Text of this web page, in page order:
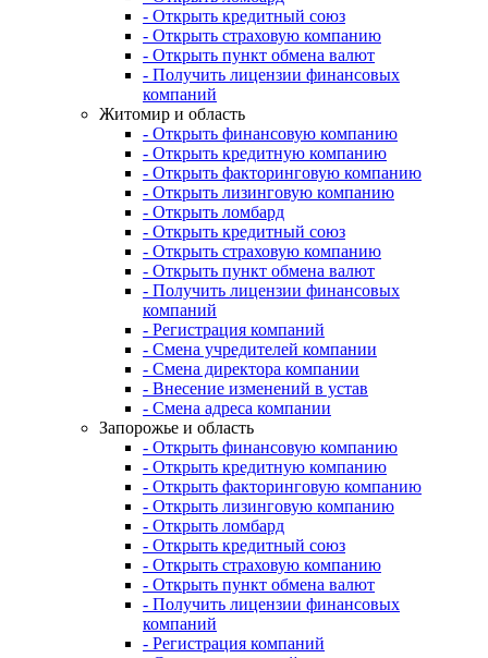
- Открыть кредитный союз
- Открыть страховую компанию
- Открыть пункт обмена валют
- Получить лицензии финансовых
компаний
Житомир и область
- Открыть финансовую компанию
- Открыть кредитную компанию
- Открыть факторинговую компанию
- Открыть лизинговую компанию
- Открыть ломбард
- Открыть кредитный союз
- Открыть страховую компанию
- Открыть пункт обмена валют
- Получить лицензии финансовых
компаний
- Регистрация компаний
- Смена учредителей компании
- Смена директора компании
- Внесение изменений в устав
- Смена адреса компании
Запорожье и область
- Открыть финансовую компанию
- Открыть кредитную компанию
- Открыть факторинговую компанию
- Открыть лизинговую компанию
- Открыть ломбард
- Открыть кредитный союз
- Открыть страховую компанию
- Открыть пункт обмена валют
- Получить лицензии финансовых
компаний
- Регистрация компаний